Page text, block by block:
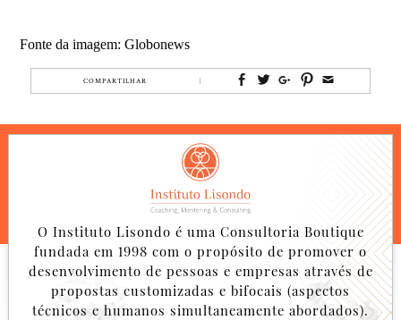
Fonte da imagem: Globonews
COMPARTILHAR
O Instituto Lisondo é uma Consultoria Boutique
fundada em 1998 com o propósito de promover o
desenvolvimento de pessoas e empresas através de
propostas customizadas e bifocais (aspectos
técnicos e humanos simultaneamente abordados).